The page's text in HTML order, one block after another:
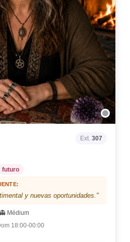
Ext. 307
futuro
y nuevas oportunidades."
👻 Médium
18:00-00:00